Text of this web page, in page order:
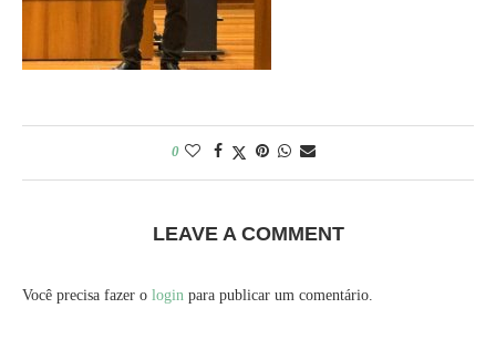
0
LEAVE A COMMENT
Você precisa fazer o login para publicar um comentário.